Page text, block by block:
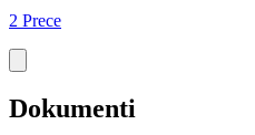
2 Prece
Dokumenti